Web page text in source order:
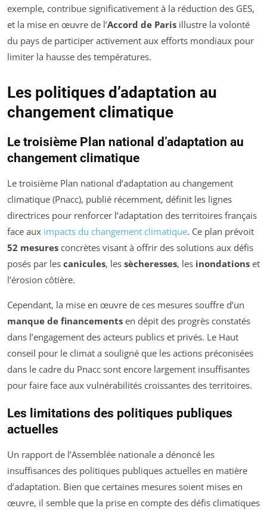
exemple, contribue significativement à la réduction des GES,
et la mise en œuvre de l’Accord de Paris illustre la volonté
du pays de participer activement aux efforts mondiaux pour
limiter la hausse des températures.
Les politiques d’adaptation au
changement climatique
Le troisième Plan national d’adaptation au
changement climatique
Le troisième Plan national d’adaptation au changement
climatique (Pnacc), publié récemment, définit les lignes
directrices pour renforcer l’adaptation des territoires français
face aux impacts du changement climatique. Ce plan prévoit
52 mesures concrètes visant à offrir des solutions aux défis
posés par les canicules, les sècheresses, les inondations et
l’érosion côtière.
Cependant, la mise en œuvre de ces mesures souffre d’un
manque de financements en dépit des progrès constatés
dans l’engagement des acteurs publics et privés. Le Haut
conseil pour le climat a souligné que les actions préconisées
dans le cadre du Pnacc sont encore largement insuffisantes
pour faire face aux vulnérabilités croissantes des territoires.
Les limitations des politiques publiques
actuelles
Un rapport de l’Assemblée nationale a dénoncé les
insuffisances des politiques publiques actuelles en matière
d’adaptation. Bien que certaines mesures soient mises en
œuvre, il semble que la prise en compte des défis climatiques